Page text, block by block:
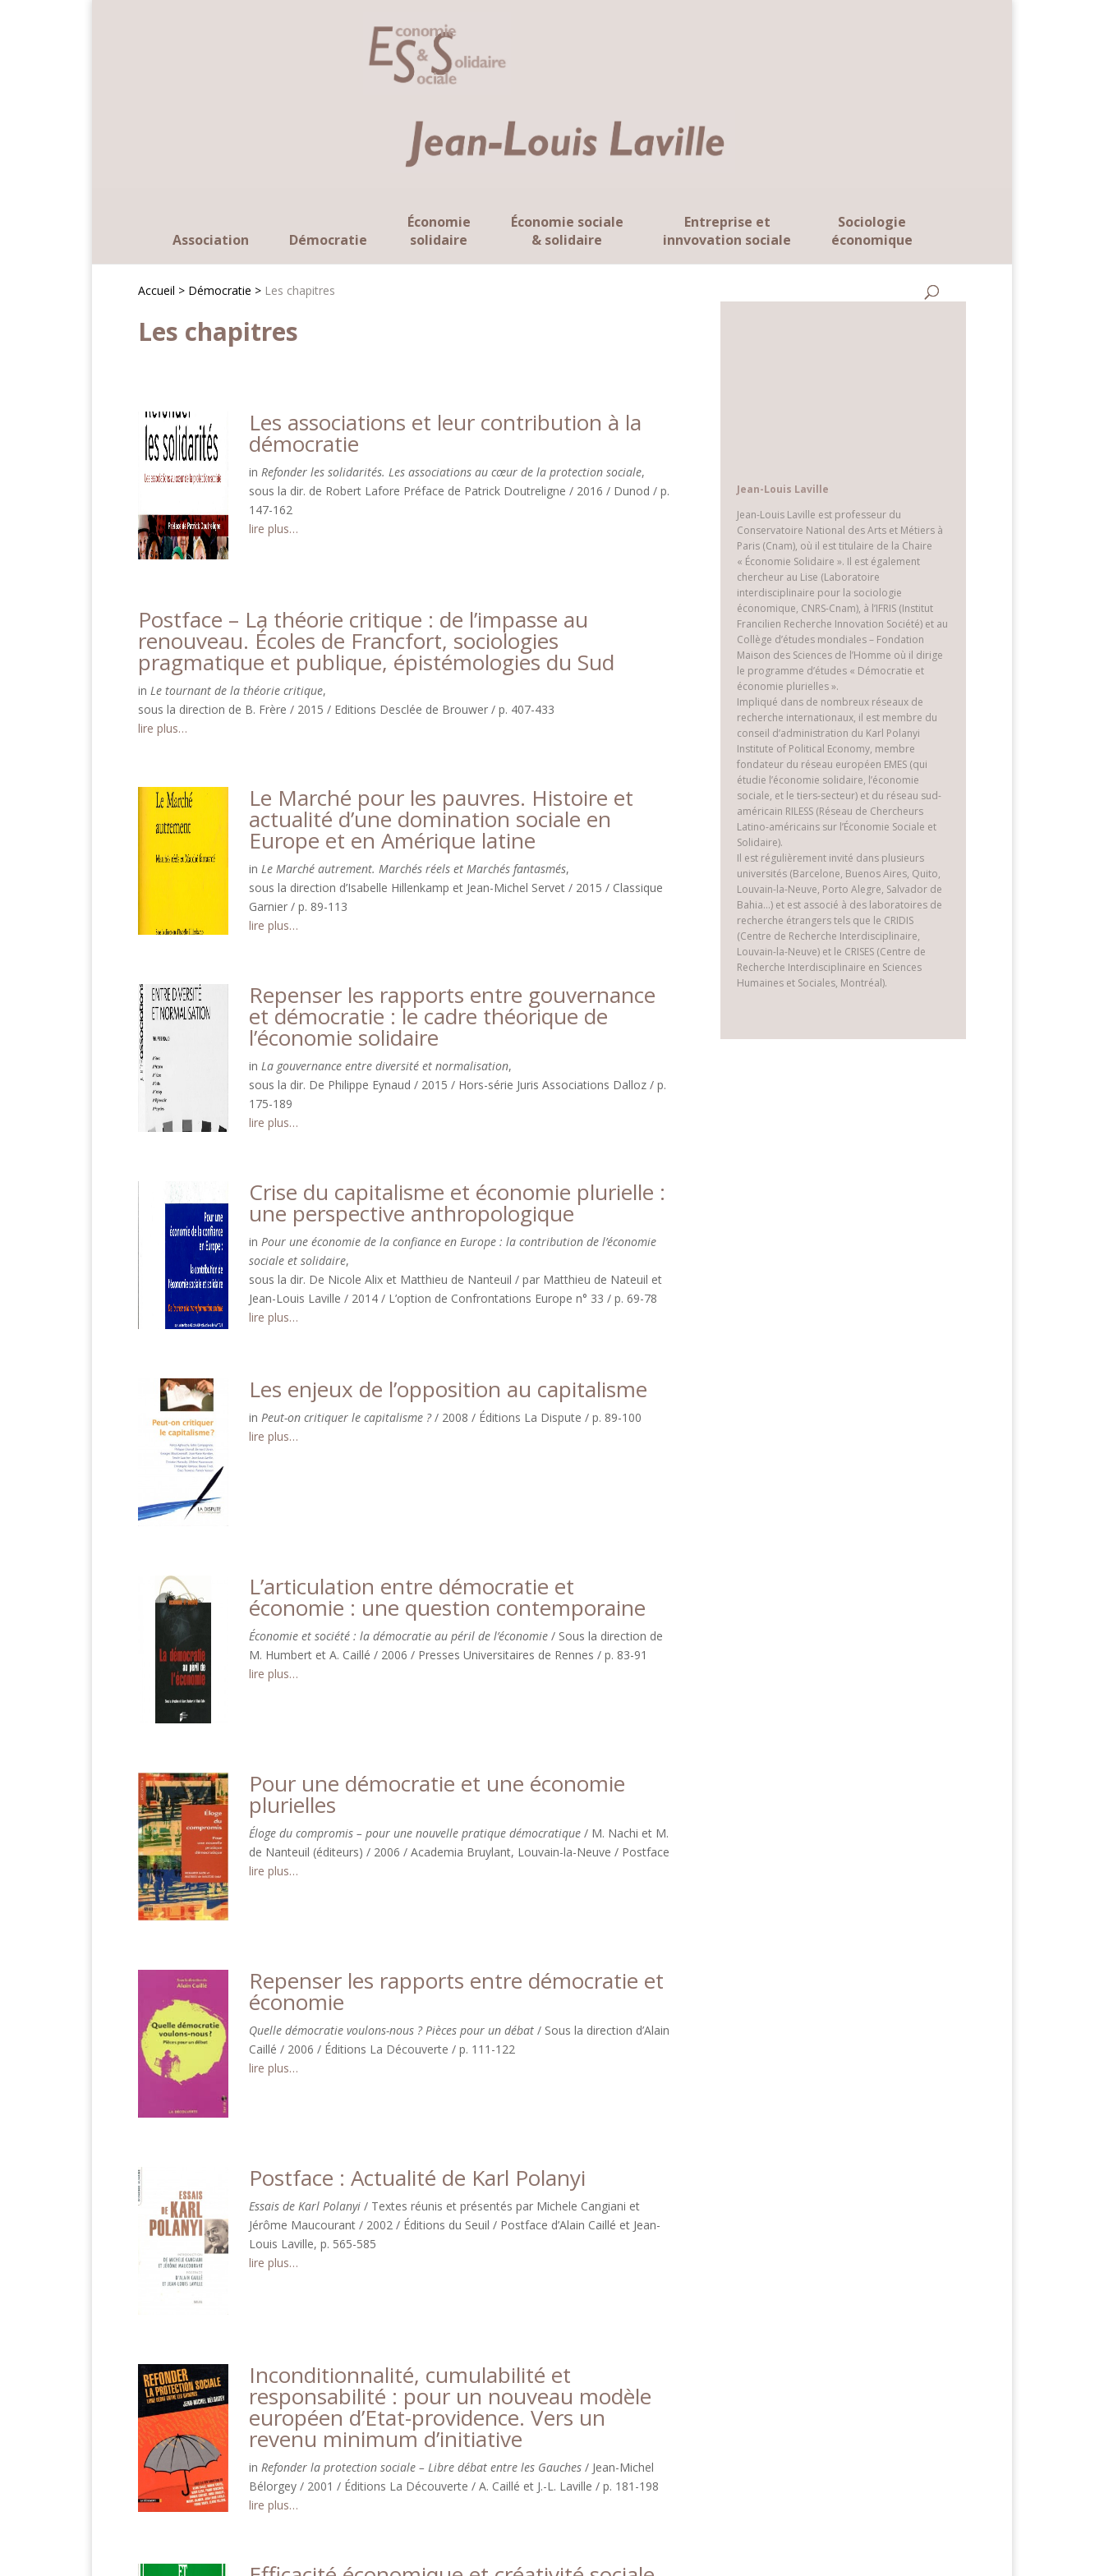
Association Démocratie
Économie
solidaire
Économie sociale
& solidaire
Entreprise et
innvovation sociale
Sociologie
économique
Accueil > Démocratie > Les chapitres
Les chapitres
Les associations et leur contribution à la
démocratie
in Refonder les solidarités. Les associations au cœur de la protection sociale,
sous la dir. de Robert Lafore Préface de Patrick Doutreligne / 2016 / Dunod / p.
147-162
lire plus…
Postface – La théorie critique : de l’impasse au
renouveau. Écoles de Francfort, sociologies
pragmatique et publique, épistémologies du Sud
in Le tournant de la théorie critique,
sous la direction de B. Frère / 2015 / Editions Desclée de Brouwer / p. 407-433
lire plus…
Le Marché pour les pauvres. Histoire et
actualité d’une domination sociale en
Europe et en Amérique latine
in Le Marché autrement. Marchés réels et Marchés fantasmés,
sous la direction d’Isabelle Hillenkamp et Jean-Michel Servet / 2015 / Classique
Garnier / p. 89-113
lire plus…
Repenser les rapports entre gouvernance
et démocratie : le cadre théorique de
l’économie solidaire
in La gouvernance entre diversité et normalisation,
sous la dir. De Philippe Eynaud / 2015 / Hors-série Juris Associations Dalloz / p.
175-189
lire plus…
Crise du capitalisme et économie plurielle :
une perspective anthropologique
in Pour une économie de la confiance en Europe : la contribution de l’économie
sociale et solidaire,
sous la dir. De Nicole Alix et Matthieu de Nanteuil / par Matthieu de Nateuil et
Jean-Louis Laville / 2014 / L’option de Confrontations Europe n° 33 / p. 69-78
lire plus…
Les enjeux de l’opposition au capitalisme
in Peut-on critiquer le capitalisme ?/ 2008 / Éditions La Dispute / p. 89-100
lire plus…
L’articulation entre démocratie et
économie : une question contemporaine
Économie et société : la démocratie au péril de l’économie / Sous la direction de
M. Humbert et A. Caillé / 2006 / Presses Universitaires de Rennes / p. 83-91
lire plus…
Pour une démocratie et une économie
plurielles
Éloge du compromis – pour une nouvelle pratique démocratique / M. Nachi et M.
de Nanteuil (éditeurs) / 2006 / Academia Bruylant, Louvain-la-Neuve / Postface
lire plus…
Repenser les rapports entre démocratie et
économie
Quelle démocratie voulons-nous ? Pièces pour un débat / Sous la direction d’Alain
Caillé / 2006 / Éditions La Découverte / p. 111-122
lire plus…
Postface : Actualité de Karl Polanyi
Essais de Karl Polanyi / Textes réunis et présentés par Michele Cangiani et
Jérôme Maucourant / 2002 / Éditions du Seuil / Postface d’Alain Caillé et Jean-
Louis Laville, p. 565-585
lire plus…
Inconditionnalité, cumulabilité et
responsabilité : pour un nouveau modèle
européen d’Etat-providence. Vers un
revenu minimum d’initiative
in Refonder la protection sociale – Libre débat entre les Gauches / Jean-Michel
Bélorgey / 2001 / Éditions La Découverte / A. Caillé et J.-L. Laville / p. 181-198
lire plus…
Jean-Louis Laville
Jean-Louis Laville est professeur du
Conservatoire National des Arts et Métiers à
Paris (Cnam), où il est titulaire de la Chaire
« Économie Solidaire ». Il est également
chercheur au Lise (Laboratoire
interdisciplinaire pour la sociologie
économique, CNRS-Cnam), à l’IFRIS (Institut
Francilien Recherche Innovation Société) et au
Collège d’études mondiales – Fondation
Maison des Sciences de l’Homme où il dirige
le programme d’études « Démocratie et
économie plurielles ».
Impliqué dans de nombreux réseaux de
recherche internationaux, il est membre du
conseil d’administration du Karl Polanyi
Institute of Political Economy, membre
fondateur du réseau européen EMES (qui
étudie l’économie solidaire, l’économie
sociale, et le tiers-secteur) et du réseau sud-
américain RILESS (Réseau de Chercheurs
Latino-américains sur l’Économie Sociale et
Solidaire).
Il est régulièrement invité dans plusieurs
universités (Barcelone, Buenos Aires, Quito,
Louvain-la-Neuve, Porto Alegre, Salvador de
Bahia…) et est associé à des laboratoires de
recherche étrangers tels que le CRIDIS
(Centre de Recherche Interdisciplinaire,
Louvain-la-Neuve) et le CRISES (Centre de
Recherche Interdisciplinaire en Sciences
Humaines et Sociales, Montréal).